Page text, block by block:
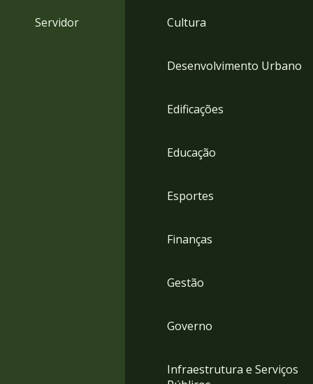
Servidor Cultura
Desenvolvimento Urbano
Edificações
Educação
Esportes
Finanças
Gestão
Governo
Infraestrutura e Serviços